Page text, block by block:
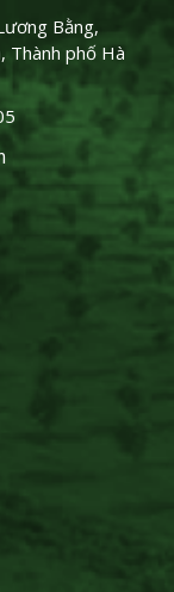
Bằng,
Thành phố Hà